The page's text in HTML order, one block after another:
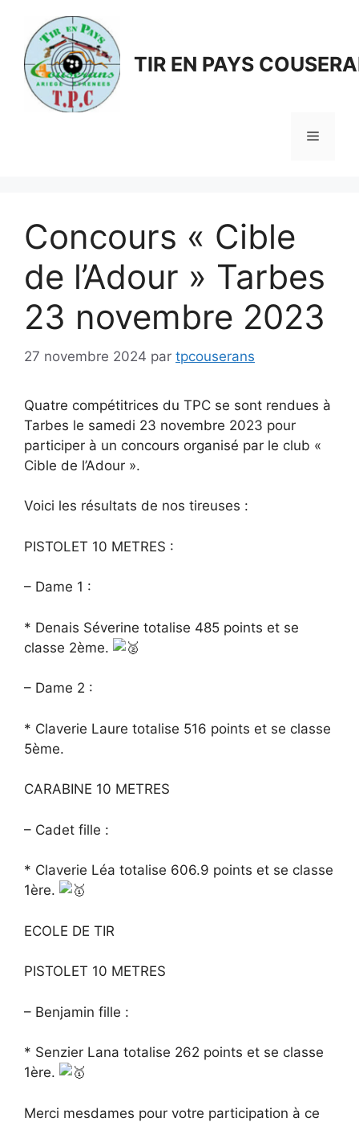
contenu
TIR EN PAYS
Menu
Concours « Cible
de l’Adour » Tarbes
23 novembre 2023
27 novembre 2024 par tpcouserans
Quatre compétitrices du TPC se sont rendues à
Tarbes le samedi 23 novembre 2023 pour
participer à un concours organisé par le club «
Cible de l’Adour ».
Voici les résultats de nos tireuses :
PISTOLET 10 METRES :
– Dame 1 :
* Denais Séverine totalise 485 points et se
classe 2ème.
– Dame 2 :
* Claverie Laure totalise 516 points et se classe
5ème.
CARABINE 10 METRES
– Cadet fille :
* Claverie Léa totalise 606.9 points et se classe
1ère.
ECOLE DE TIR
PISTOLET 10 METRES
– Benjamin fille :
* Senzier Lana totalise 262 points et se classe
1ère.
Merci mesdames pour votre participation à ce